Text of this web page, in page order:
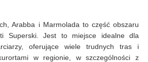
Arabba i Marmolada to część obszaru
Superski. Jest to miejsce idealne dla
oferujące wiele trudnych tras i
w regionie, w szczególności z